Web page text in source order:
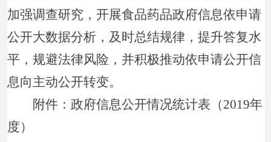
加强调查研究，开展食品药品政府信息依申请
公开大数据分析，及时总结规律，提升答复水
平，规避法律风险，并积极推动依申请公开信
息向主动公开转变。
附件：政府信息公开情况统计表（2019年
度）